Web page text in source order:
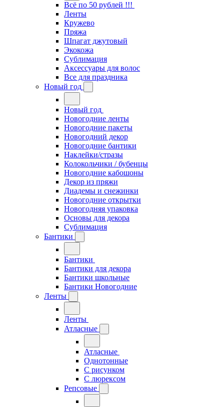
Всё по 50 рублей !!!
Ленты
Кружево
Пряжа
Шпагат джутовый
Экокожа
Сублимация
Аксессуары для волос
Все для праздника
Новый год
Новый год
Новогодние ленты
Новогодние пакеты
Новогодний декор
Новогодние бантики
Наклейки/стразы
Колокольчики / бубенцы
Новогодние кабошоны
Декор из пряжи
Диадемы и снежинки
Новогодние открытки
Новогодняя упаковка
Основы для декора
Сублимация
Бантики
Бантики
Бантики для декора
Бантики школьные
Бантики Новогодние
Ленты
Ленты
Атласные
Атласные
Однотонные
С рисунком
С люрексом
Репсовые